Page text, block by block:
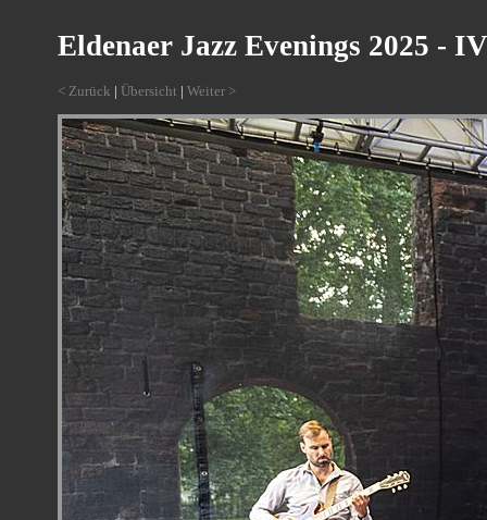
Eldenaer Jazz Evenings 2025 -
< Zurück | Übersicht |Weiter >